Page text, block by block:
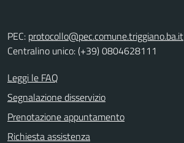
PEC: protocollo@pec.comune.triggiano.ba.it
Centralino unico: (+39) 0804628111
Leggi le FAQ
Segnalazione disservizio
Prenotazione appuntamento
Richiesta assistenza